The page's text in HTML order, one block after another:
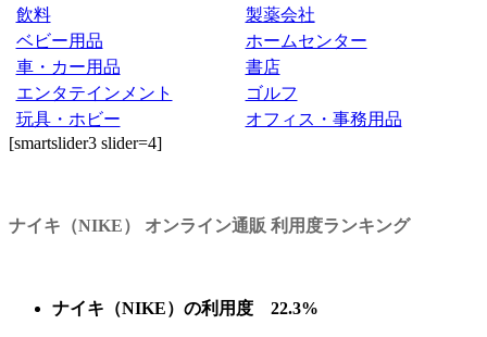
飲料
製薬会社
ベビー用品
ホームセンター
車・カー用品
書店
エンタテインメント
ゴルフ
玩具・ホビー
オフィス・事務用品
[smartslider3 slider=4]
ナイキ（NIKE） オンライン通販 利用度ランキング
ナイキ（NIKE）の利用度 22.3%